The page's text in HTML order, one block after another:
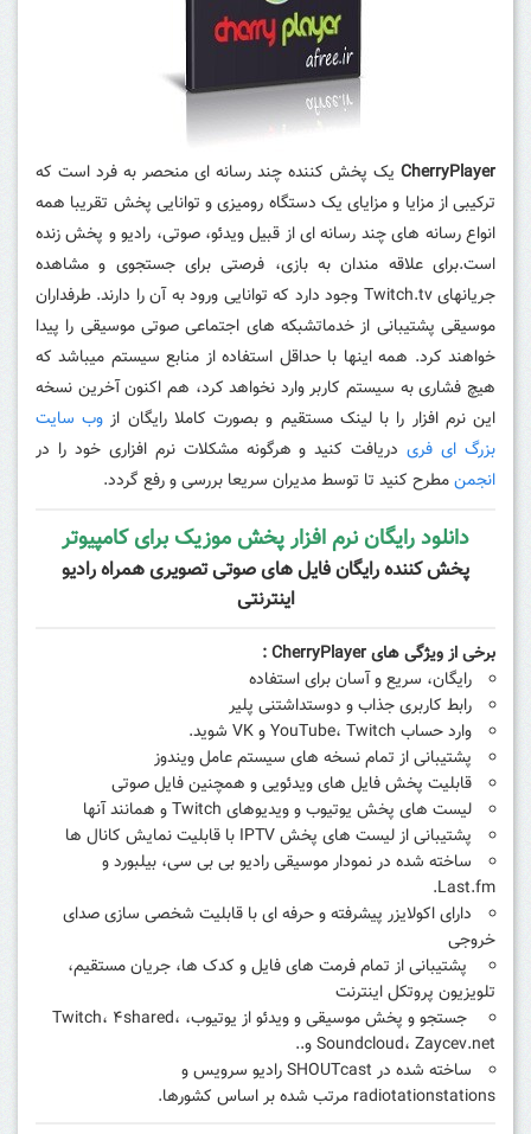
CherryPlayer یک پخش کننده چند رسانه ای منحصر به فرد است که
ترکیبی از مزایا و مزایای یک دستگاه رومیزی و توانایی پخش تقریبا همه
انواع رسانه های چند رسانه ای از قبیل ویدئو، صوتی، رادیو و پخش زنده
است.برای علاقه مندان به بازی، فرصتی برای جستجوی و مشاهده
جریانهای Twitch.tv وجود دارد که توانایی ورود به آن را دارند. طرفداران
موسیقی پشتیبانی از خدماتشبکه های اجتماعی صوتی موسیقی را پیدا
خواهند کرد. همه اینها با حداقل استفاده از منابع سیستم میباشد که
هیچ فشاری به سیستم کاربر وارد نخواهد کرد، هم اکنون آخرین نسخه
این نرم افزار را با لینک مستقیم و بصورت کاملا رایگان از وب سایت
بزرگ ای فریدریافت کنید و هرگونه مشکلات نرم افزاری خود را در
انجمنمطرح کنید تا توسط مدیران سریعا بررسی و رفع گردد.
دانلود رایگان نرم افزار پخش موزیک برای کامپیوتر
پخش کننده رایگان فایل های صوتی تصویری همراه رادیو
اینترنتی
برخی از ویژگی های CherryPlayer :
رایگان، سریع و آسان برای استفاده
رابط کاربری جذاب و دوستداشتنی پلیر
وارد حساب YouTube، Twitch و VK شوید.
پشتیبانی از تمام نسخه های سیستم عامل ویندوز
قابلیت پخش فایل های ویدئویی و همچنین فایل صوتی
لیست های پخش یوتیوب و ویدیوهای Twitch و همانند آنها
پشتیبانی از لیست های پخش IPTV با قابلیت نمایش کانال ها
ساخته شده در نمودار موسیقی رادیو بی بی سی، بیلبورد و
Last.fm.
دارای اکولایزر پیشرفته و حرفه ای با قابلیت شخصی سازی صدای
خروجی
پشتیبانی از تمام فرمت های فایل و کدک ها، جریان مستقیم،
تلویزیون پروتکل اینترنت
جستجو و پخش موسیقی و ویدئو از یوتیوب، Twitch، ۴shared،
Soundcloud، Zaycev.net و..
ساخته شده در SHOUTcast رادیو سرویس و
radiotationstations مرتب شده بر اساس کشورها.